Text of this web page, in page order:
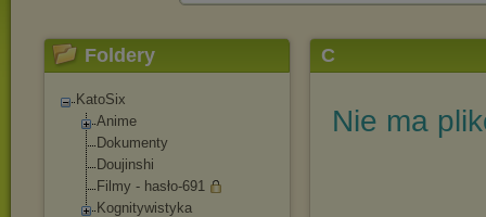
Foldery
KatoSix
Anime
Dokumenty
Doujinshi
Filmy - hasło-691
Kognitywistyka
C
Nie ma